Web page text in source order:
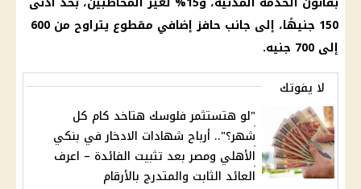
150 جنيهًا، إلى جانب حافز إضافي مقطوع يتراوح من 600
إلى 700 جنيه.
لا يفوتك
"لو هتستثمر فلوسك هتاخد كام كل
شهر؟".. أرباح شهادات الادخار في بنكي
الأهلي ومصر بعد تثبيت الفائدة – اعرف
العائد الثابت والمتدرج بالأرقام